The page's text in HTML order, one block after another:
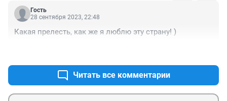
Гость
28 сентября 2023, 22:48
Какая прелесть, как же я люблю эту страну! )
Читать все комментарии